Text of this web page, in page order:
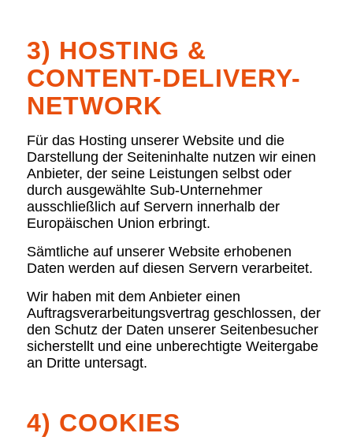
3) HOSTING &
CONTENT-DELIVERY-
NETWORK
Für das Hosting unserer Website und die
Darstellung der Seiteninhalte nutzen wir einen
Anbieter, der seine Leistungen selbst oder
durch ausgewählte Sub-Unternehmer
ausschließlich auf Servern innerhalb der
Europäischen Union erbringt.
Sämtliche auf unserer Website erhobenen
Daten werden auf diesen Servern verarbeitet.
Wir haben mit dem Anbieter einen
Auftragsverarbeitungsvertrag geschlossen, der
den Schutz der Daten unserer Seitenbesucher
sicherstellt und eine unberechtigte Weitergabe
an Dritte untersagt.
4) COOKIES